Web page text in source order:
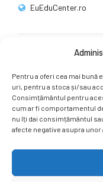
Pentru a oferi cea mai
uri, pentru a stoca și/sau
Consimțământul pentru
cum ar fi comportamentul
nu îți dai consimțământul
afecte negative asupra
EuEduCenter.ro
Ne puteți găsi și pe